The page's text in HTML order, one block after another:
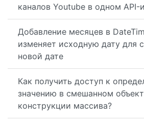
каналов Youtube в одном API-
Добавление месяцев в
изменяет исходную дату для
новой дате
Как получить доступ к
значению в смешанном
конструкции массива?